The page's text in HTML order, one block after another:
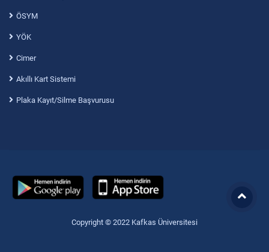
ÖSYM
YÖK
Cimer
Akıllı Kart Sistemi
Plaka Kayıt/Silme Başvurusu
Copyright © 2022 Kafkas Üniversitesi